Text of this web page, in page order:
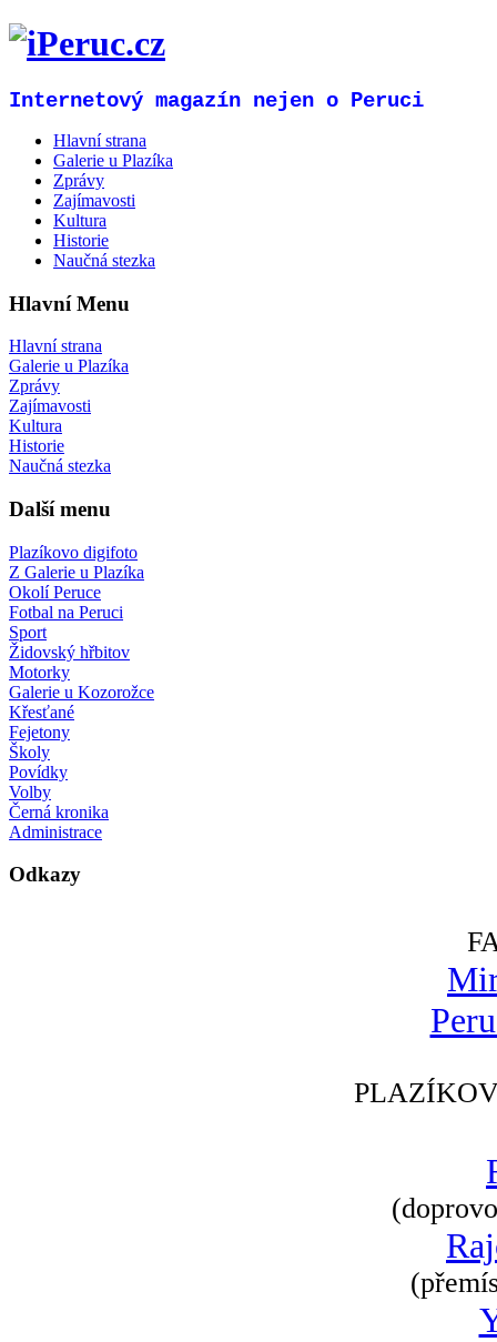
Internetový magazín nejen o Peruci
Hlavní strana
Galerie u Plazíka
Zprávy
Zajímavosti
Kultura
Historie
Naučná stezka
Hlavní Menu
Hlavní strana
Galerie u Plazíka
Zprávy
Zajímavosti
Kultura
Historie
Naučná stezka
Další menu
Plazíkovo digifoto
Z Galerie u Plazíka
Okolí Peruce
Fotbal na Peruci
Sport
Židovský hřbitov
Motorky
Galerie u Kozorožce
Křesťané
Fejetony
Školy
Povídky
Volby
Černá kronika
Administrace
Odkazy